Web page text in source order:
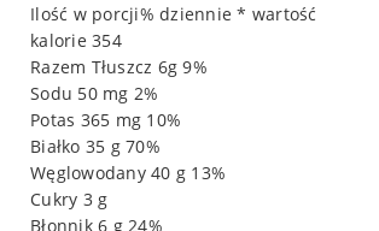
Ilość w porcji% dziennie * wartość
kalorie 354
Razem Tłuszcz 6g 9%
Sodu 50 mg 2%
Potas 365 mg 10%
Białko 35 g 70%
Węglowodany 40 g 13%
Cukry 3 g
Błonnik 6 g 24%